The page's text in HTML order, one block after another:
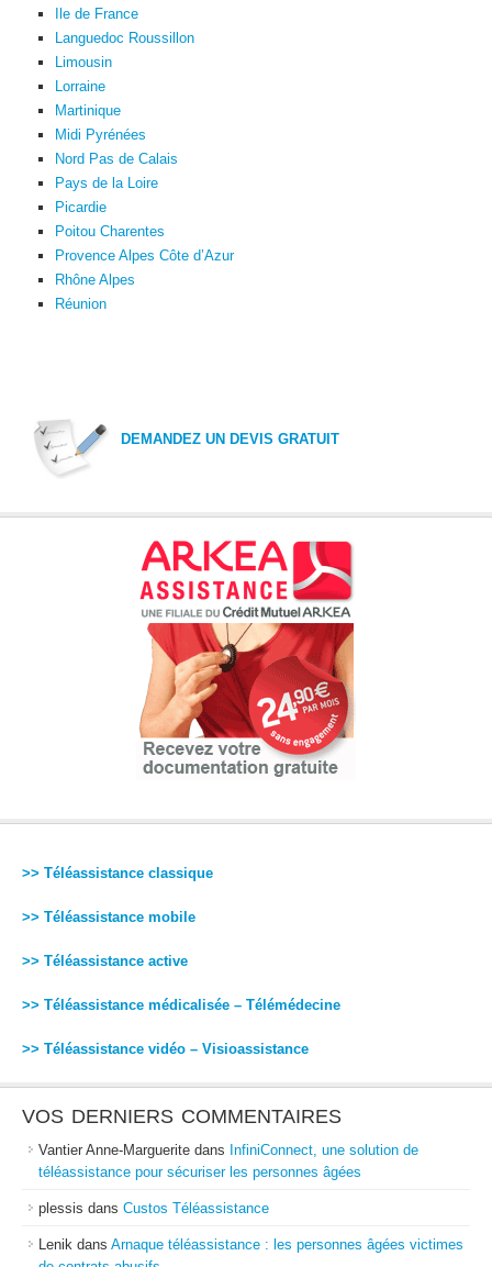
Ile de France
Languedoc Roussillon
Limousin
Lorraine
Martinique
Midi Pyrénées
Nord Pas de Calais
Pays de la Loire
Picardie
Poitou Charentes
Provence Alpes Côte d’Azur
Rhône Alpes
Réunion
DEMANDEZ UN DEVIS GRATUIT
>> Téléassistance classique
>> Téléassistance mobile
>> Téléassistance active
>> Téléassistance médicalisée – Télémédecine
>> Téléassistance vidéo – Visioassistance
VOS DERNIERS COMMENTAIRES
Vantier Anne-Marguerite dans InfiniConnect, une solution de
téléassistance pour sécuriser les personnes âgées
plessis dans Custos Téléassistance
Lenik dans Arnaque téléassistance : les personnes âgées victimes